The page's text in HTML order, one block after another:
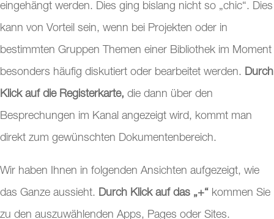
eingehängt werden. Dies ging bislang nicht so „chic“. Dies
kann von Vorteil sein, wenn bei Projekten oder in
bestimmten Gruppen Themen einer Bibliothek im Moment
besonders häufig diskutiert oder bearbeitet werden. Durch
Klick auf die Registerkarte, die dann über den
Besprechungen im Kanal angezeigt wird, kommt man
direkt zum gewünschten Dokumentenbereich.
Wir haben Ihnen in folgenden Ansichten aufgezeigt, wie
das Ganze aussieht. Durch Klick auf das „+“ kommen Sie
zu den auszuwählenden Apps, Pages oder Sites.